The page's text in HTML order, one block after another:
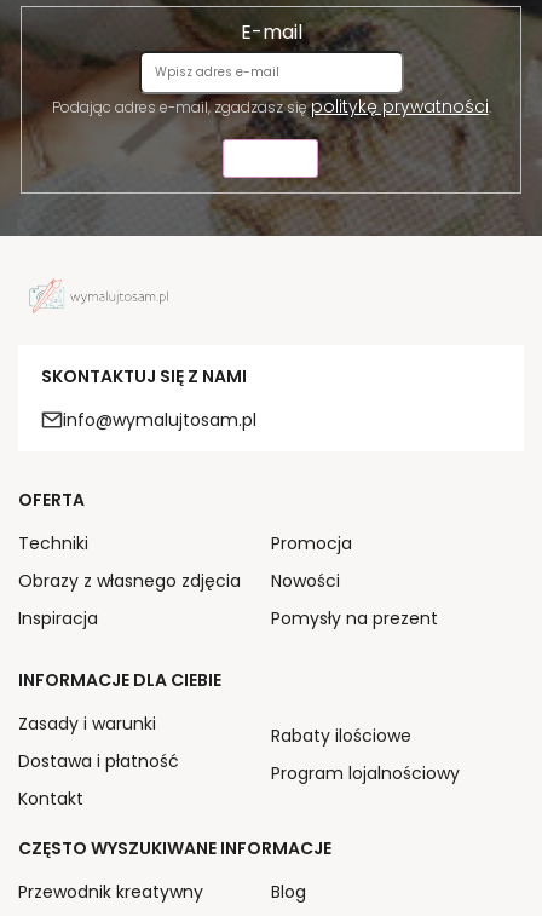
E-mail
Podając adres e-mail, zgadzasz siępolitykę prywatności.
SKONTAKTUJ SIĘ Z NAMI
info@wymalujtosam.pl
OFERTA
Techniki
Obrazy z własnego zdjęcia
Inspiracja
Promocja
Nowości
Pomysły na prezent
INFORMACJE DLA CIEBIE
Zasady i warunki
Dostawa i płatność
Kontakt
Rabaty ilościowe
Program lojalnościowy
CZĘSTO WYSZUKIWANE INFORMACJE
Przewodnik kreatywny
Blog